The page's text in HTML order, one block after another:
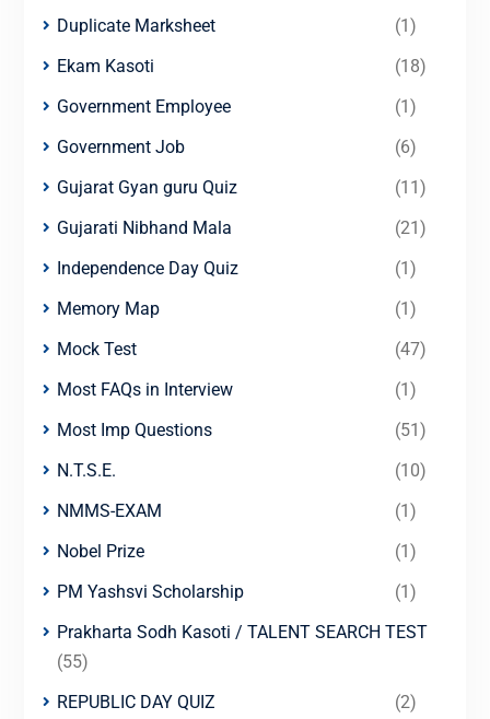
Duplicate Marksheet
(1)
Ekam Kasoti
(18)
Government Employee
(1)
Government Job
(6)
Gujarat Gyan guru Quiz
(11)
Gujarati Nibhand Mala
(21)
Independence Day Quiz
(1)
Memory Map
(1)
Mock Test
(47)
Most FAQs in Interview
(1)
Most Imp Questions
(51)
N.T.S.E.
(10)
NMMS-EXAM
(1)
Nobel Prize
(1)
PM Yashsvi Scholarship
(1)
Prakharta Sodh Kasoti / TALENT SEARCH TEST
(55)
REPUBLIC DAY QUIZ
(2)